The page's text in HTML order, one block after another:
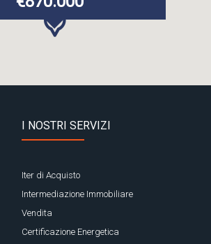
I NOSTRI SERVIZI
Iter di Acquisto
Intermediazione Immobiliare
Vendita
Certificazione Energetica